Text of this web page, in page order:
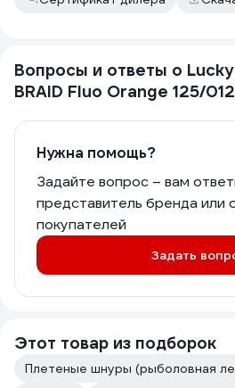
Вопросы и ответы о
BRAID Fluo Orange 125/012
Нужна помощь?
Задайте вопрос – вам
представитель бренда или
покупателей
Задать
Этот товар из подборок
Плетеные шнуры (рыболовная